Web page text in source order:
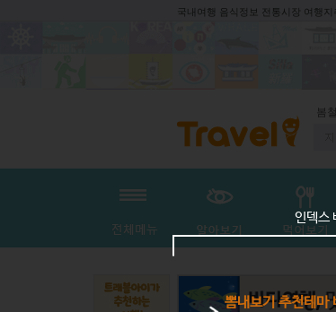
국내여행 음식정보 전통시장 여행
봄철 별미
인덱스
뽐내보기 추천테마